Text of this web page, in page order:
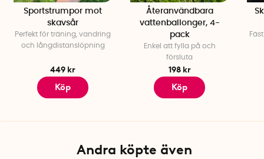
Sportstrumpor mot
skavsår
Perfekt för träning, vandring
och långdistanslöpning
449 kr
Köp
Återanvändbara
vattenballonger, 4-
pack
Enkel att fylla på och
försluta
198 kr
Köp
Andra köpte även